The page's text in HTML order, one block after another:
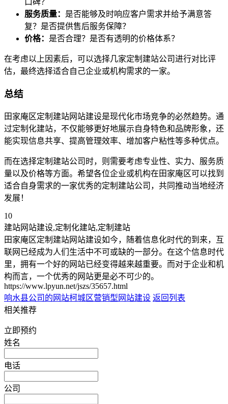
口碑？
服务质量： 是否能够及时响应客户需求并给予满意答
复？是否提供售后服务保障？
价格： 是否合理？是否有透明的价格体系？
在考虑以上因素后，可以选择几家定制建站公司进行对比评
估，最终选择适合自己企业或机构需求的一家。
总结
田家庵区定制建站网站建设是现代化市场竞争的必然趋势。通
过定制化建站，不仅能够更好地展示自身特色和品牌形象，还
能实现信息共享、提高管理效率、增加客户粘性等多种优点。
而在选择定制建站公司时，则需要考虑专业性、实力、服务质
量以及价格等方面。希望各位企业或机构在田家庵区可以找到
适合自身需求的一家优秀的定制建站公司，共同推动当地经济
发展！
10
建站网站建设,定制化建站,定制建站
田家庵区定制建站网站建设如今，随着信息化时代的到来，互
联网已经成为人们生活中不可或缺的一部分。在这个信息时代
里，拥有一个好的网站已经变得越来越重要。而对于企业和机
构而言，一个优秀的网站更是必不可少的。
https://www.lpyun.net/jszs/35657.html
响水县公司的网站柯城区营销型网站建设 返回列表
相关推荐
立即预约
姓名
电话
公司